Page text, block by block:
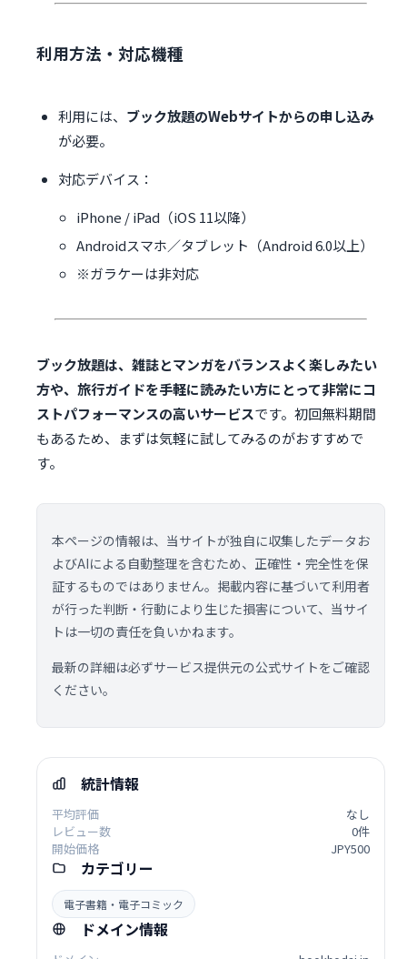
利用方法・対応機種
利用には、 ブック放題のWebサイトからの申し込み
が必要。
対応デバイス：
iPhone / iPad（iOS 11以降）
Androidスマホ／タブレット（Android 6.0以上）
※ガラケーは非対応
ブック放題は、雑誌とマンガをバランスよく楽しみたい
方や、旅行ガイドを手軽に読みたい方にとって非常にコ
ストパフォーマンスの高いサービスです。初回無料期間
もあるため、まずは気軽に試してみるのがおすすめで
す。
本ページの情報は、当サイトが独自に収集したデータお
よびAIによる自動整理を含むため、正確性・完全性を保
証するものではありません。掲載内容に基づいて利用者
が行った判断・行動により生じた損害について、当サイ
トは一切の責任を負いかねます。
最新の詳細は必ずサービス提供元の公式サイトをご確認
ください。
統計情報
平均評価
なし
レビュー数
0件
開始価格
JPY500
カテゴリー
電子書籍・電子コミック
ドメイン情報